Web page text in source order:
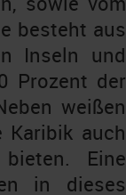
besteht aus
Inseln und
Prozent der
weißen
Karibik auch
Eine
in dieses